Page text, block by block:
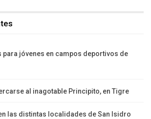
jóvenes en campos deportivos de
al inagotable Principito, en Tigre
las distintas localidades de San Isidro